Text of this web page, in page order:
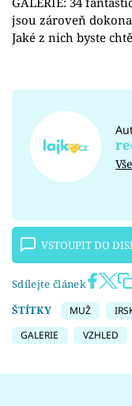
jsou zároveň
Jaké z nich byste
VSTOUPIT DO
Sdílejte článek
ŠTÍTKY
MUŽ
GALERIE
VZHLED